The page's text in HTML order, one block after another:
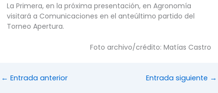
La Primera, en la próxima presentación, en Agronomía
visitará a Comunicaciones en el anteúltimo partido del
Torneo Apertura.
Foto archivo/crédito: Matías Castro
← Entrada anterior Entrada siguiente →